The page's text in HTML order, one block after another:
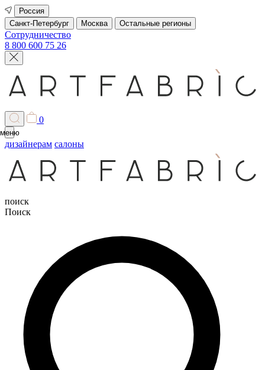
Россия
Санкт-Петербург
Москва Остальные регионы
Сотрудничество
8 800 600 75 26
0
меню
дизайнерам салоны
поиск
Поиск